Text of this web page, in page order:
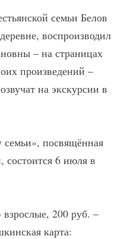
семьи Белов
воспроизводил
– на страницах
произведений –
на экскурсии в
посвящённая
6 июля в
200 руб. –
карта: